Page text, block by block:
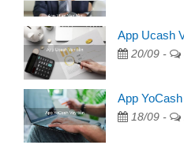
App Ucash
20/09 -
App
18/09 -